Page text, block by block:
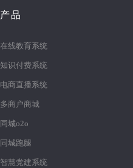
产品
在线教育系统
知识付费系统
电商直播系统
多商户商城
同城o2o
同城跑腿
智慧党建系统